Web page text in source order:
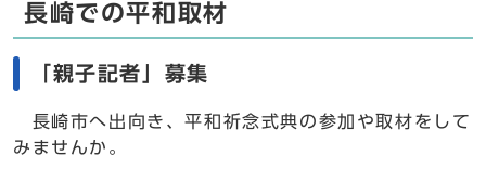
長崎での平和取材
「親子記者」募集
長崎市へ出向き、平和祈念式典の参加や取材をして
みませんか。